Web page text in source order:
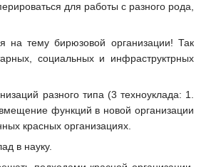
для работы с разного рода,
тему бирюзовой организации! Так
социальных и инфраструктрных
разного типа (3 техноуклада: 1.
функций в новой организации
красных организациях.
в науку.